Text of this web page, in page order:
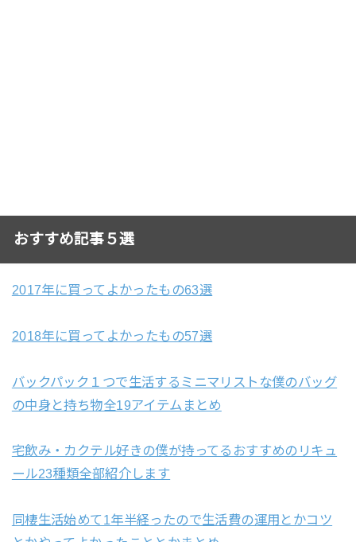
おすすめ記事５選
2017年に買ってよかったもの63選
2018年に買ってよかったもの57選
バックパック１つで生活するミニマリストな僕のバッグ
の中身と持ち物全19アイテムまとめ
宅飲み・カクテル好きの僕が持ってるおすすめのリキュ
ール23種類全部紹介します
同棲生活始めて1年半経ったので生活費の運用とかコツ